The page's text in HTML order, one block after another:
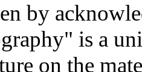
by
is a
on the